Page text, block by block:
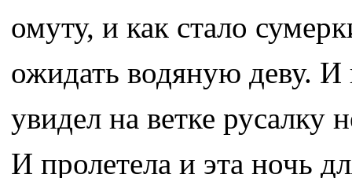
омуту, и как стало
ожидать водяную деву. И
увидел на ветке русалку
И пролетела и эта ночь